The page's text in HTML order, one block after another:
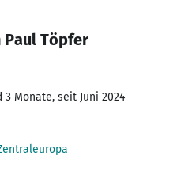
Paul Töpfer
3 Monate, seit Juni 2024